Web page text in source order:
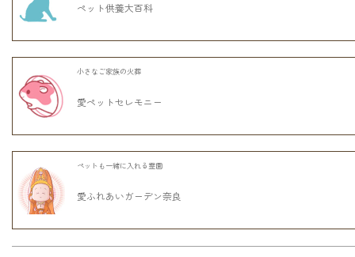
ペット供養大百科
小さなご家族の火葬
愛ペットセレモニー
ペットも一緒に入れる霊園
愛ふれあいガーデン奈良